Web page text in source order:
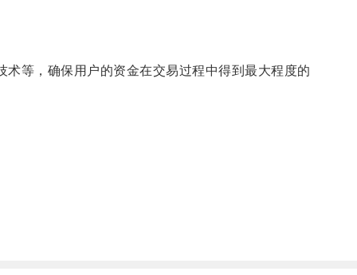
等，确保用户的资金在交易过程中得到最大程度的